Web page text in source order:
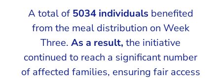
A total of 5034 individuals benefited
from the meal distribution on Week
Three. As a result, the initiative
continued to reach a significant number
of affected families, ensuring fair access